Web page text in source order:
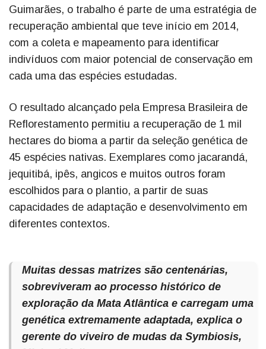
Guimarães, o trabalho é parte de uma estratégia de
recuperação ambiental que teve início em 2014,
com a coleta e mapeamento para identificar
indivíduos com maior potencial de conservação em
cada uma das espécies estudadas.
O resultado alcançado pela Empresa Brasileira de
Reflorestamento permitiu a recuperação de 1 mil
hectares do bioma a partir da seleção genética de
45 espécies nativas. Exemplares como jacarandá,
jequitibá, ipês, angicos e muitos outros foram
escolhidos para o plantio, a partir de suas
capacidades de adaptação e desenvolvimento em
diferentes contextos.
Muitas dessas matrizes são centenárias,
sobreviveram ao processo histórico de
exploração da Mata Atlântica e carregam uma
genética extremamente adaptada, explica o
gerente do viveiro de mudas da Symbiosis,